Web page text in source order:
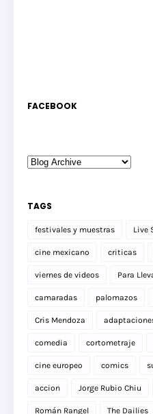
FACEBOOK
TAGS
festivales y muestras Live
cine mexicano criticas
viernes de videos Para
camaradas palomazos
Cris Mendoza
comedia cortometraje
cine europeo comics
accion Jorge Rubio Chiu
Román Rangel The Dailies